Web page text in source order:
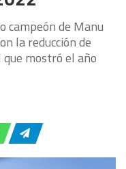
campeón de Manu
la reducción de
mostró el año